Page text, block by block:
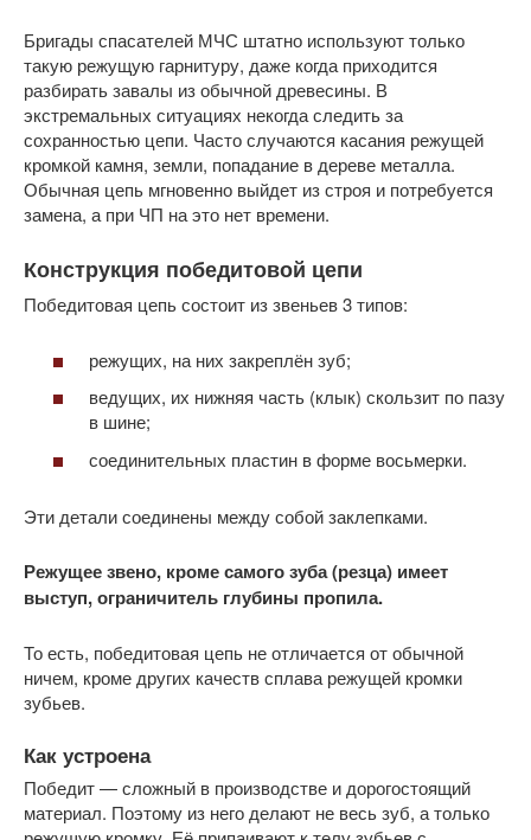
Бригады спасателей МЧС штатно используют только
такую режущую гарнитуру, даже когда приходится
разбирать завалы из обычной древесины. В
экстремальных ситуациях некогда следить за
сохранностью цепи. Часто случаются касания режущей
кромкой камня, земли, попадание в дереве металла.
Обычная цепь мгновенно выйдет из строя и потребуется
замена, а при ЧП на это нет времени.
Конструкция победитовой цепи
Победитовая цепь состоит из звеньев 3 типов:
режущих, на них закреплён зуб;
ведущих, их нижняя часть (клык) скользит по пазу
в шине;
соединительных пластин в форме восьмерки.
Эти детали соединены между собой заклепками.
Режущее звено, кроме самого зуба (резца) имеет
выступ, ограничитель глубины пропила.
То есть, победитовая цепь не отличается от обычной
ничем, кроме других качеств сплава режущей кромки
зубьев.
Как устроена
Победит — сложный в производстве и дорогостоящий
материал. Поэтому из него делают не весь зуб, а только